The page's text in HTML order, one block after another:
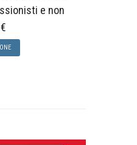
e non